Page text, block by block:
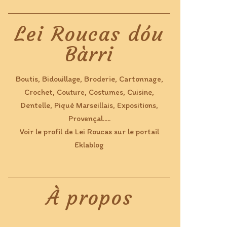
Lei Roucas dóu
Bàrri
Boutis, Bidouillage, Broderie, Cartonnage,
Crochet, Couture, Costumes, Cuisine,
Dentelle, Piqué Marseillais, Expositions,
Provençal.....
Voir le profil de Lei Roucassur le portail
Eklablog
À propos